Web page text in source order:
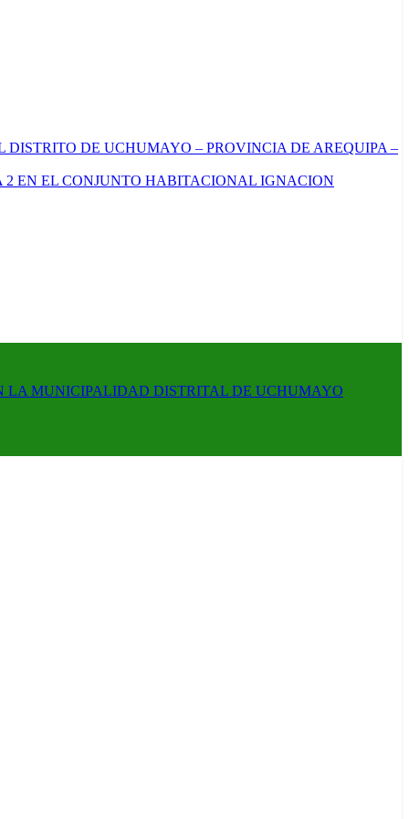
DISTRITO DE UCHUMAYO – PROVINCIA DE AREQUIPA –
EN EL CONJUNTO HABITACIONAL IGNACION
LA MUNICIPALIDAD DISTRITAL DE UCHUMAYO